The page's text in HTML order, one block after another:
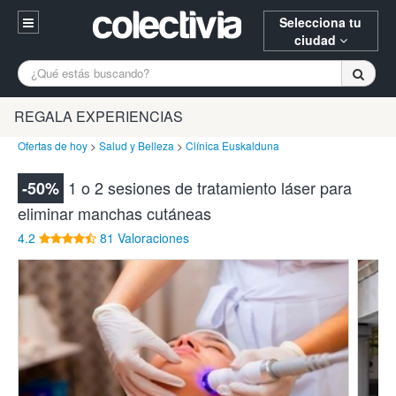
Selecciona tu
ciudad
Entrar
94 652 38 15 (L-V 10:30-15:00)
¿Necesitas ayuda? Escríbenos
A Coruña Alicante
Bilbao Burgos Donostia
Gijón Logroño
Madrid Oviedo
Valencia Vitoria Zaragoza
REGALA EXPERIENCIAS
Ofertas de hoy > Salud y Belleza > Clínica Euskalduna
-50% 1 o 2 sesiones de tratamiento láser para
eliminar manchas cutáneas
4.2 81 Valoraciones